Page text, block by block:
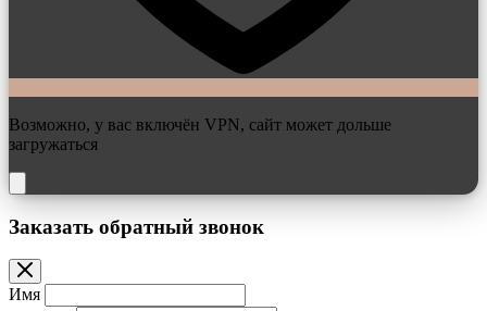
Возможно, у вас включён VPN, сайт может дольше
загружаться
Заказать обратный звонок
Имя